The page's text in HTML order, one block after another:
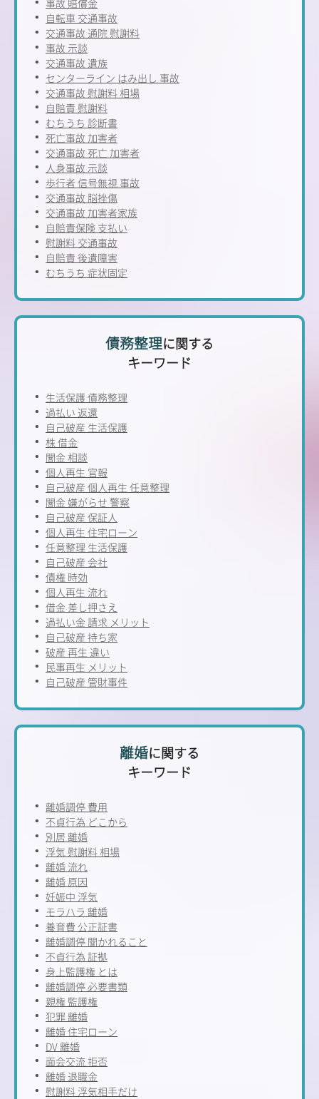
自転車 交通事故
交通事故 通院 慰謝料
事故 示談
交通事故 遺族
センターライン はみ出し 事故
交通事故 慰謝料 相場
自賠責 慰謝料
むちうち 診断書
死亡事故 加害者
交通事故 死亡 加害者
人身事故 示談
歩行者 信号無視 事故
交通事故 脳挫傷
交通事故 加害者家族
自賠責保険 支払い
慰謝料 交通事故
自賠責 後遺障害
むちうち 症状固定
債務整理に関する
キーワード
生活保護 債務整理
過払い 返還
自己破産 生活保護
株 借金
闇金 相談
個人再生 官報
自己破産 個人再生 任意整理
闇金 嫌がらせ 警察
自己破産 保証人
個人再生 住宅ローン
任意整理 生活保護
自己破産 会社
債権 時効
個人再生 流れ
借金 差し押さえ
過払い金 請求 メリット
自己破産 持ち家
破産 再生 違い
民事再生 メリット
自己破産 管財事件
離婚に関する
キーワード
離婚調停 費用
不貞行為 どこから
別居 離婚
浮気 慰謝料 相場
離婚 流れ
離婚 原因
妊娠中 浮気
モラハラ 離婚
養育費 公正証書
離婚調停 聞かれること
不貞行為 証拠
身上監護権 とは
離婚調停 必要書類
親権 監護権
犯罪 離婚
離婚 住宅ローン
DV 離婚
面会交流 拒否
離婚 退職金
慰謝料 浮気相手だけ